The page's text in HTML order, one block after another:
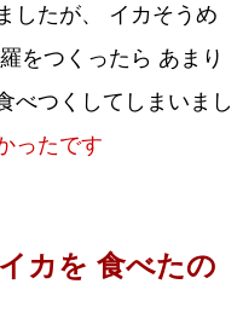
したが、 イカそうめ
をつくったら あまり
べつくしてしまいまし
ったです
カを 食べたの